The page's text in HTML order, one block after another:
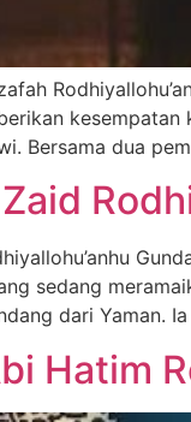
Bersama dua
sedang
dari Yaman.
Hatim